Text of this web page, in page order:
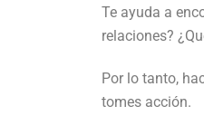
Te ayuda a
relaciones?
Por lo tanto,
tomes acción.